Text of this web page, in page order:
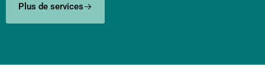
Plus de services